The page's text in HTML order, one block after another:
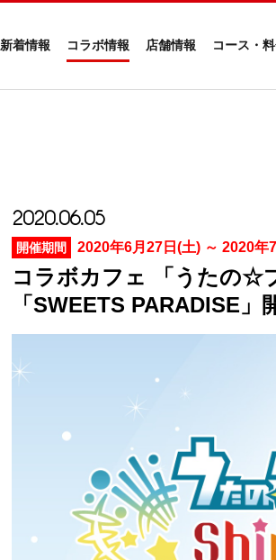
新着情報 コラボ情報 店舗情報 コース・
2020.06.05
開催期間 2020年6月27日(土) ～ 2020年
コラボカフェ 「うたの☆
「SWEETS PARADISE」